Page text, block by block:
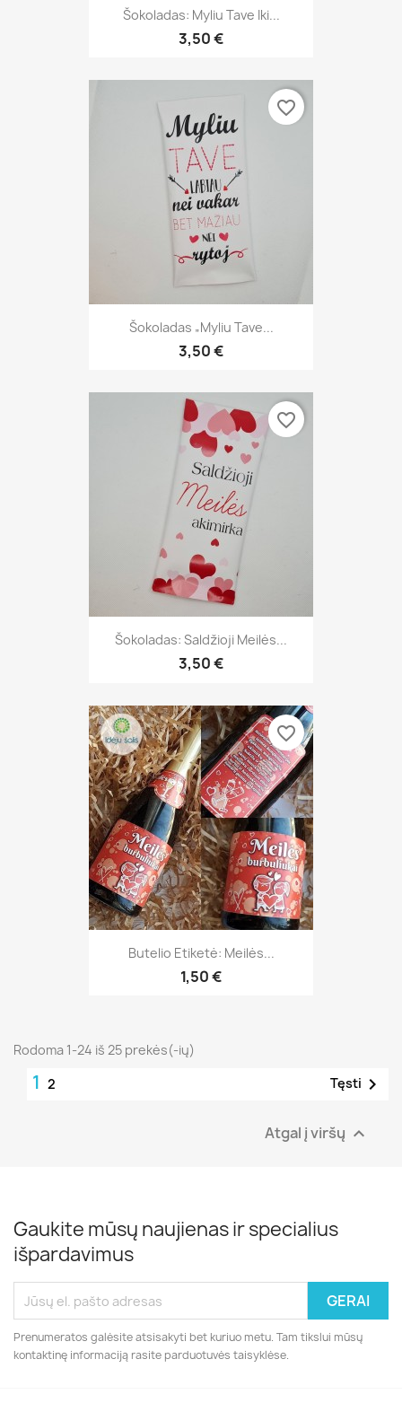
Šokoladas: Myliu Tave Iki...
3,50 €
Šokoladas „Myliu Tave...
3,50 €
favorite_border
Šokoladas: Saldžioji Meilės...
3,50 €
favorite_border
Butelio Etiketė: Meilės...
1,50 €
favorite_border
Rodoma 1-24 iš 25 prekės(-ių)
1 2 Tęsti 
Atgal į viršų 
Gaukite mūsų naujienas ir specialius
išpardavimus
Prenumeratos galėsite atsisakyti bet kuriuo metu. Tam tikslui mūsų
kontaktinę informaciją rasite parduotuvės taisyklėse.